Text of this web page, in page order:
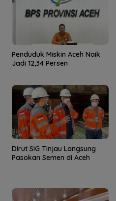
Penduduk Miskin Aceh Naik
Jadi 12,34 Persen
Dirut SIG Tinjau Langsung
Pasokan Semen di Aceh